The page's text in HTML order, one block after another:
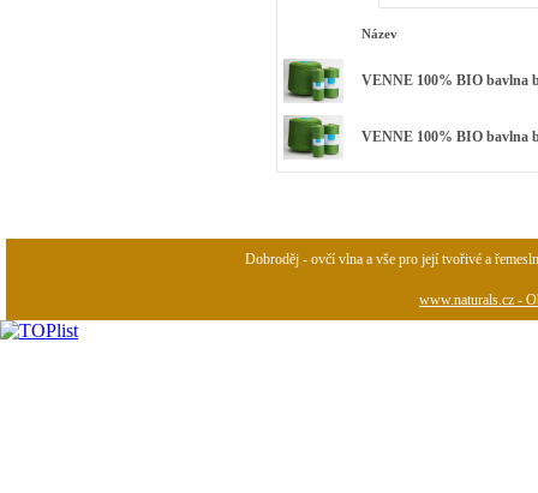
Název
VENNE 100% BIO bavlna
VENNE 100% BIO bavlna
Dobroděj - ovčí vlna a vše pro její tvořivé a
www.naturals.cz -